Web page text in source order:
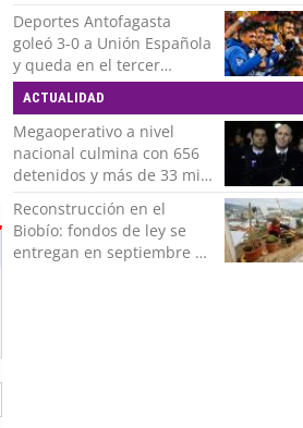
Deportes Antofagasta
goleó 3-0 a Unión Española
y queda en el tercer
puesto de la Liga del
Ascenso
ACTUALIDAD
Megaoperativo a nivel
nacional culmina con 656
detenidos y más de 33 mil
controles realizados
Reconstrucción en el
Biobío: fondos de ley se
entregan en septiembre y